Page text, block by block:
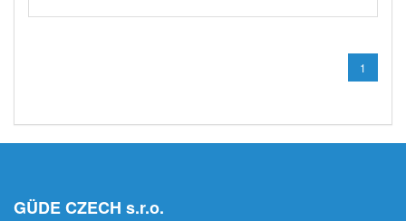
1
GÜDE CZECH s.r.o.